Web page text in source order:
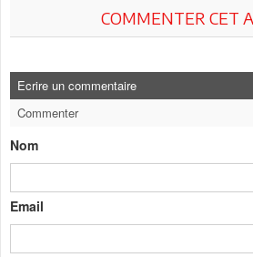
COMMENTER CET
Ecrire un commentaire
Commenter
Nom
Email